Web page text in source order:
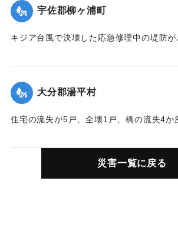
｜固有コード:00514003
宇佐郡柳ヶ浦町
キジア台風で決壊した応急修理中の堤防が
｜固有コード:00514004
大分郡湯平村
住宅の流失が5戸、全壊1戸、橋の流失4か
災害一覧に戻る